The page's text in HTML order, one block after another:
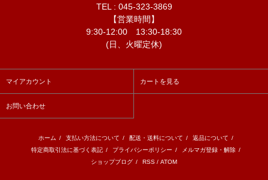
TEL : 045-323-3869
【営業時間】
9:30-12:00 13:30-18:30
(日、火曜定休)
マイアカウント カートを見る
お問い合わせ
ホーム / 支払い方法について / 配送・送料について / 返品について /
特定商取引法に基づく表記 / プライバシーポリシー / メルマガ登録・解除 /
ショップブログ / RSS / ATOM